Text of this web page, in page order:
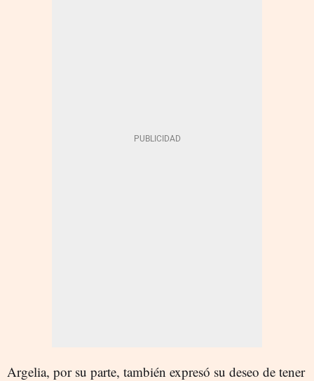
Argelia, por su parte, también expresó su deseo de tener